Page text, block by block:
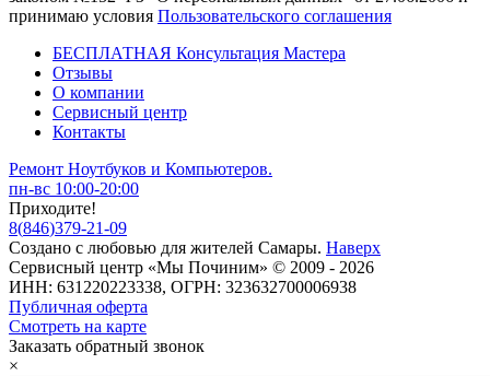
принимаю условия Пользовательского соглашения
БЕСПЛАТНАЯ Консультация Мастера
Отзывы
О компании
Сервисный центр
Контакты
Ремонт Ноутбуков и Компьютеров.
пн-вс 10:00-20:00
Приходите!
8(846)379-21-09
Создано с любовью для жителей Самары. Наверх
Сервисный центр «Мы Починим» © 2009 - 2026
ИНН: 631220223338, ОГРН: 323632700006938
Публичная оферта
Смотреть на карте
Заказать обратный звонок
×